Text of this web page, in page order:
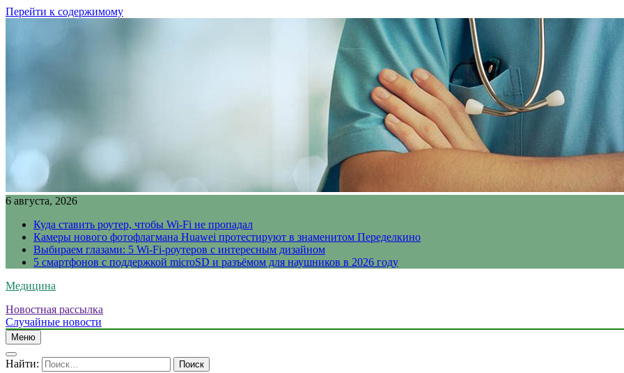
Перейти к содержимому
6 августа, 2026
Куда ставить роутер, чтобы Wi-Fi не пропадал
Камеры нового фотофлагмана Huawei протестируют в знаменитом Переделкино
Выбираем глазами: 5 Wi-Fi-роутеров с интересным дизайном
5 смартфонов с поддержкой microSD и разъёмом для наушников в 2026 году
Медицина
Новостная рассылка
Случайные новости
Меню
Найти: